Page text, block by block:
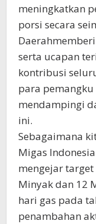
meningkatkan
porsi secara
serta ucapan
kontribusi
para
mendampingi
ini.
Sebagaimana
Migas
mengejar
Minyak dan 12
hari gas pada
penambahan